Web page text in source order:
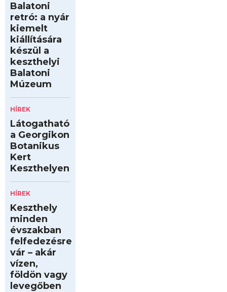
Balatoni
retró: a nyár
kiemelt
kiállítására
készül a
keszthelyi
Balatoni
Múzeum
HÍREK
Látogatható
a Georgikon
Botanikus
Kert
Keszthelyen
HÍREK
Keszthely
minden
évszakban
felfedezésre
vár – akár
vízen,
földön vagy
levegőben